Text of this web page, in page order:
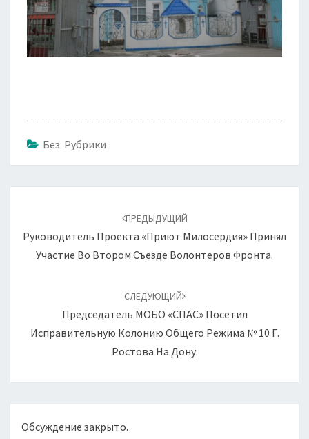
Без Рубрики
записям
ПРЕДЫДУЩИЙ
Руководитель Проекта «Приют Милосердия» Принял
Участие Во Втором Съезде Волонтеров Фронта.
СЛЕДУЮЩИЙ
Председатель МОБО «СПАС» Посетил
Исправительную Колонию Общего Режима № 10 Г.
Ростова На Дону.
Обсуждение закрыто.